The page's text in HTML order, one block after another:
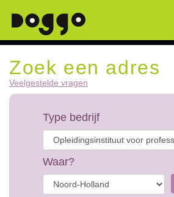
Zoek een adres
Veelgestelde vragen
Type bedrijf
Waar?